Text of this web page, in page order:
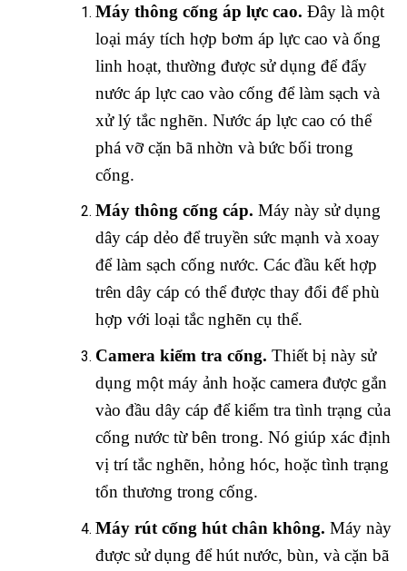
Máy thông cống áp lực cao. Đây là một
loại máy tích hợp bơm áp lực cao và ống
linh hoạt, thường được sử dụng để đẩy
nước áp lực cao vào cống để làm sạch và
xử lý tắc nghẽn. Nước áp lực cao có thể
phá vỡ cặn bã nhờn và bức bối trong
cống.
Máy thông cống cáp. Máy này sử dụng
dây cáp dẻo để truyền sức mạnh và xoay
để làm sạch cống nước. Các đầu kết hợp
trên dây cáp có thể được thay đổi để phù
hợp với loại tắc nghẽn cụ thể.
Camera kiểm tra cống. Thiết bị này sử
dụng một máy ảnh hoặc camera được gắn
vào đầu dây cáp để kiểm tra tình trạng của
cống nước từ bên trong. Nó giúp xác định
vị trí tắc nghẽn, hỏng hóc, hoặc tình trạng
tổn thương trong cống.
Máy rút cống hút chân không. Máy này
được sử dụng để hút nước, bùn, và cặn bã